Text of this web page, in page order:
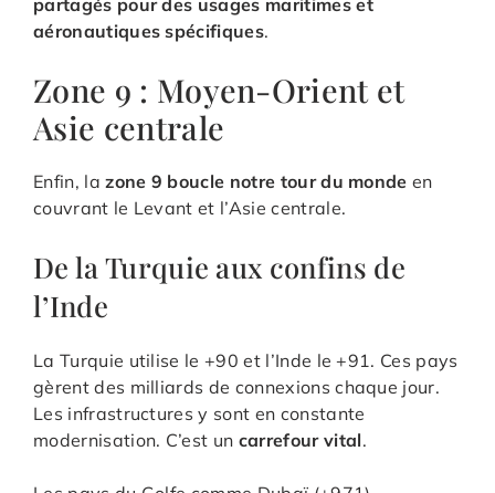
partagés pour des usages maritimes et
aéronautiques spécifiques.
Zone 9 : Moyen-Orient et
Asie centrale
Enfin, lazone 9 boucle notre tour du monde en
couvrant le Levant et l’Asie centrale.
De la Turquie aux confins de
l’Inde
La Turquie utilise le +90 et l’Inde le +91. Ces pays
gèrent des milliards de connexions chaque jour.
Les infrastructures y sont en constante
modernisation. C’est un carrefour vital.